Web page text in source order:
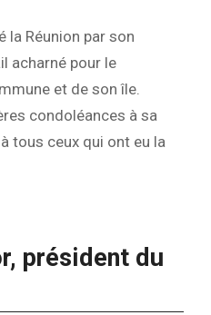
la Réunion par son
acharné pour le
et de son île.
condoléances à sa
tous ceux qui ont eu la
président du